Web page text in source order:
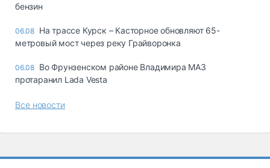
бензин
06.08 На трассе Курск – Касторное обновляют 65-
метровый мост через реку Грайворонка
06.08 Во Фрунзенском районе Владимира МАЗ
протаранил Lada Vesta
Все новости